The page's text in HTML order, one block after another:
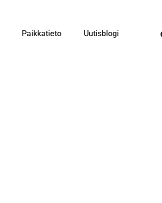
Paikkatieto Uutisblogi